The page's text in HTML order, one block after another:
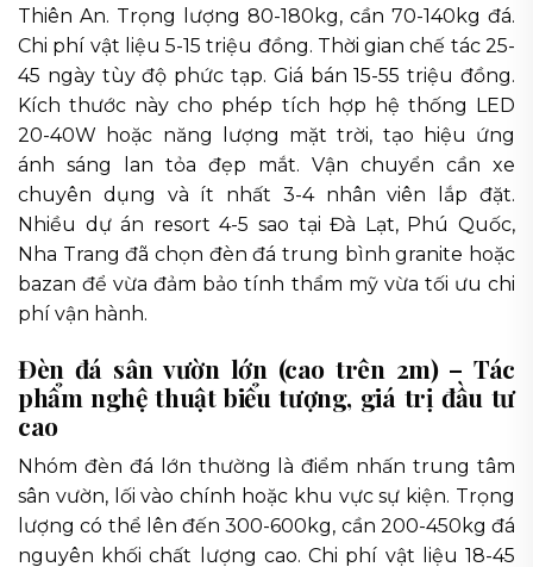
Thiên An. Trọng lượng 80-180kg, cần 70-140kg đá.
Chi phí vật liệu 5-15 triệu đồng. Thời gian chế tác 25-
45 ngày tùy độ phức tạp. Giá bán 15-55 triệu đồng.
Kích thước này cho phép tích hợp hệ thống LED
20-40W hoặc năng lượng mặt trời, tạo hiệu ứng
ánh sáng lan tỏa đẹp mắt. Vận chuyển cần xe
chuyên dụng và ít nhất 3-4 nhân viên lắp đặt.
Nhiều dự án resort 4-5 sao tại Đà Lạt, Phú Quốc,
Nha Trang đã chọn đèn đá trung bình granite hoặc
bazan để vừa đảm bảo tính thẩm mỹ vừa tối ưu chi
phí vận hành.
Đèn đá sân vườn lớn (cao trên 2m) – Tác
phẩm nghệ thuật biểu tượng, giá trị đầu tư
cao
Nhóm đèn đá lớn thường là điểm nhấn trung tâm
sân vườn, lối vào chính hoặc khu vực sự kiện. Trọng
lượng có thể lên đến 300-600kg, cần 200-450kg đá
nguyên khối chất lượng cao. Chi phí vật liệu 18-45